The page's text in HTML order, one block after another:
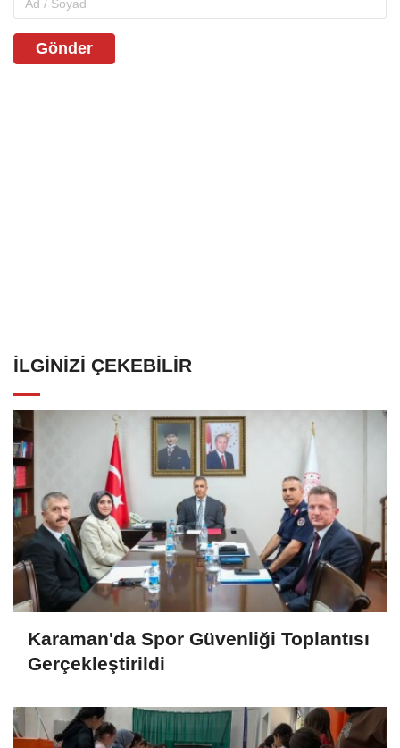
Gönder
İLGINIZI ÇEKEBILIR
Karaman'da Spor Güvenliği Toplantısı
Gerçekleştirildi